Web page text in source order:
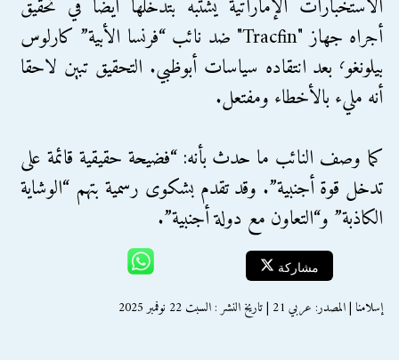
الاستخبارات الإماراتية يشتبه بتدخلها أيضا في تحقيق
أجراه جهاز "Tracfin" ضد نائب “فرنسا الأبية” كارلوس
بيلونغو٬ بعد انتقاده سياسات أبوظبي. التحقيق تبين لاحقا
أنه مليء بالأخطاء ومفتعل.
كما وصف النائب ما حدث بأنه: “فضيحة حقيقية قائمة على
تدخل قوة أجنبية”. وقد تقدم بشكوى رسمية بتهم “الوشاية
الكاذبة” و“التعاون مع دولة أجنبية”.
مشاركة
إسلامنا | المصدر: عربي 21 | تاريخ النشر : السبت 22 نوفمبر 2025